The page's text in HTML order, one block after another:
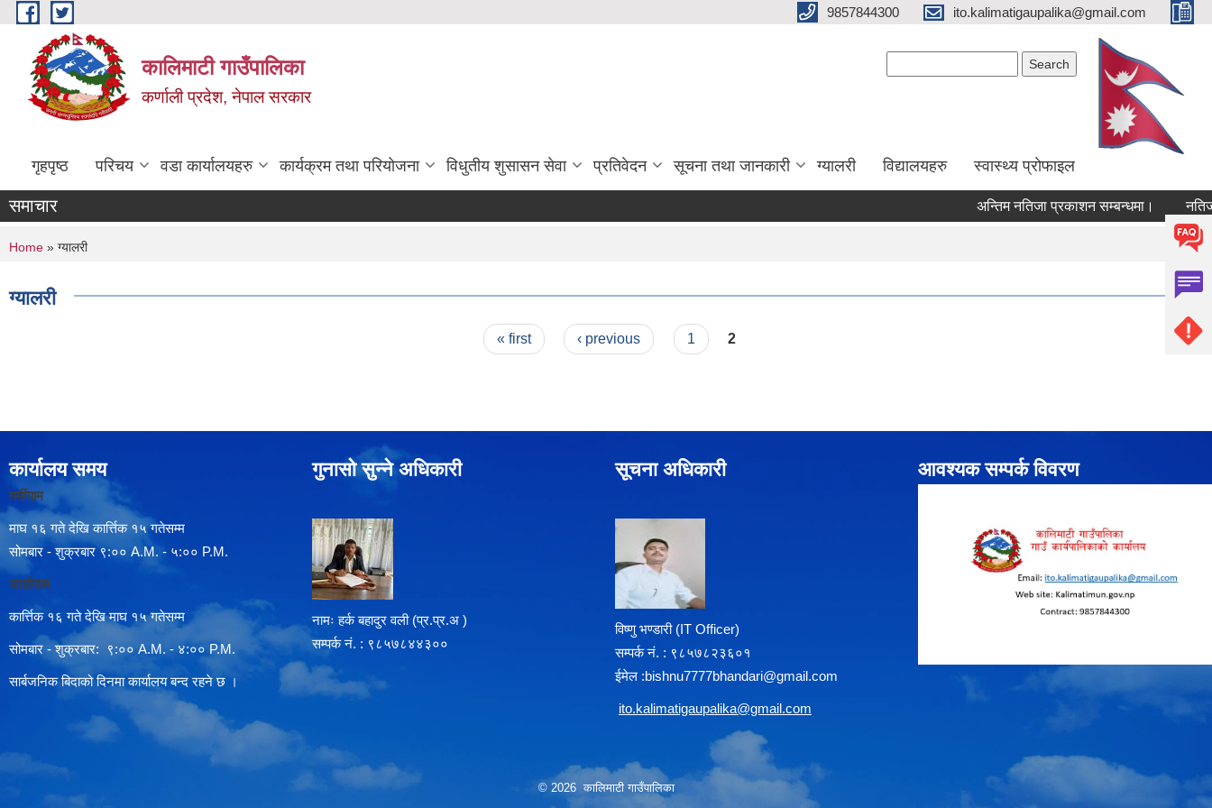
Skip to main content 9857844300 ito.kalimatigaupalika@gmail.com
कालिमाटी गाउँपालिका
कर्णाली प्रदेश, नेपाल सरकार
गृहपृष्ठ परिचय वडा कार्यालयहरु कार्यक्रम तथा परियोजना विधुतीय शुसासन सेवा प्रतिवेदन सूचना तथा जानकारी ग्यालरी विद्यालयहरु स्वास्थ्य प्राेफाइल
समाचार अन्तिम नतिजा प्रकाशन सम्बन्धमा।
You are here
Home » ग्यालरी
ग्यालरी
« first ‹ previous 1 2
कार्यालय समय
गर्मीयाम
माघ १६ गते देखि कार्त्तिक १५ गतेसम्म
सोमबार - शुक्रबार ९:०० A.M. - ५:०० P.M.
जाडोयाम
कार्त्तिक १६ गते देखि माघ १५ गतेसम्म
सोमबार - शुक्रबार: ९:०० A.M. - ४:०० P.M.
सार्बजनिक बिदाको दिनमा कार्यालय बन्द रहने छ ।
गुनासो सुन्ने अधिकारी
नामः हर्क बहादुर वली (प्र‍.प्र.अ )
सम्पर्क न‌ं. : ९८५७८४४३००
सूचना अधिकारी
विष्णु भण्डारी (IT Officer)
सम्पर्क न‌ं. : ९८५७८२३६०१
ईमेल :bishnu7777bhandari@gmail.com
ito.kalimatigaupalika@gmail.com
आवश्यक सम्पर्क विवरण
© 2026 कालिमाटी गाउँपालिका